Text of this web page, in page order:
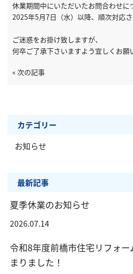
休業期間中にいただいたお問合わせに
2025年5月7日（水）以降、順次対応さ
ご迷惑をお掛け致しますが、
何卒ご了承下さいますよう宜しくお願
« 次の記事
カテゴリー
お知らせ
最新記事
夏季休業のお知らせ
2026.07.14
令和8年度前橋市住宅リフォ
まりました！